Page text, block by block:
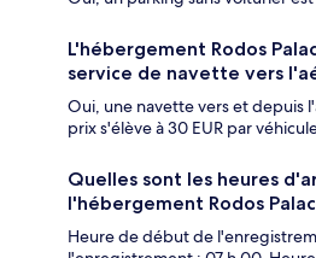
L'hébergement Rodos
service de navette vers
Oui, une navette vers et depuis
prix s'élève à 30 EUR par
Quelles sont les heures
l'hébergement Rodos
Heure de début de